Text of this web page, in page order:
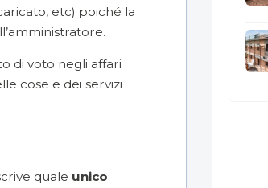
etc) poiché la
di voto negli affari
cose e dei servizi
quale unico